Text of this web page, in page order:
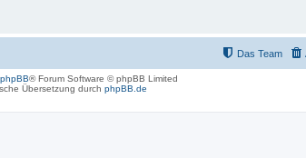
Das Team
phpBB® Forum Software © phpBB Limited
Übersetzung durch phpBB.de